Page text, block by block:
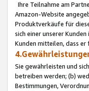
Ihre Teilnahme am
Amazon-Website
Produktverkäufe für
sich einer unserer
Kunden mitteilen, dass
Sie gewährleisten und
betreiben werden; (b)
Bestimmungen,